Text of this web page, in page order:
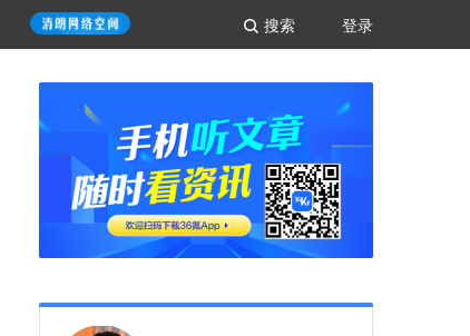
登录
搜索